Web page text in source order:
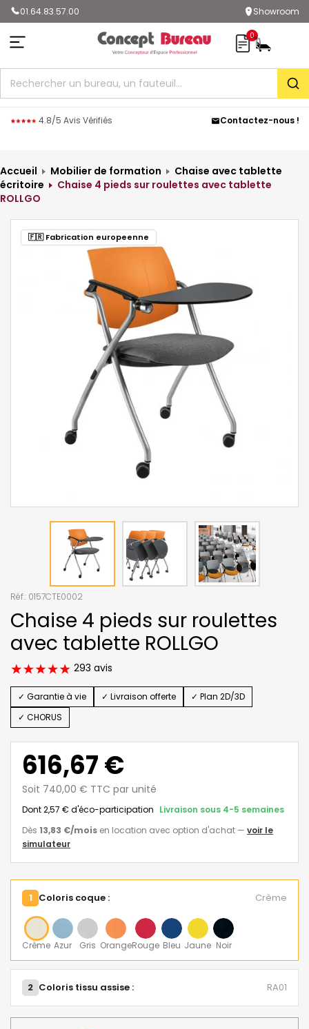
01.64.83.57.00 Showroom
0
4.8/5 Avis Vérifiés Contactez-nous !
Accueil Mobilier de formation
Chaise avec tablette
écritoire
Chaise 4 pieds sur roulettes avec tablette
ROLLGO
Réf.: 0157CTE0002
Chaise 4 pieds sur roulettes
avec tablette ROLLGO
293 avis
✓ Garantie à vie ✓ Livraison offerte
✓ Plan 2D/3D
✓ CHORUS
616,67 €
Soit 740,00 € TTC par unité
Dont 2,57 € d'éco-participation Livraison sous 4-5 semaines
Dès 13,83 €/mois en location avec option d'achat — voir le
simulateur
1 Coloris coque : Crème
Crème Azur Gris OrangeRouge Bleu Jaune Noir
2 Coloris tissu assise : RA01